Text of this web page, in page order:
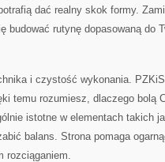
dać realny skok formy.
budować rutynę dopasowaną do
i czystość wykonania.
temu rozumiesz, dlaczego bolą
istotne w elementach takich
balans. Strona pomaga
rozciąganiem.